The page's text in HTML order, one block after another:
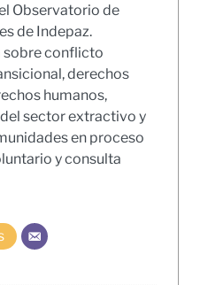
Observatorio de
de Indepaz.
sobre conflicto
derechos
humanos,
sector extractivo y
en proceso
y consulta